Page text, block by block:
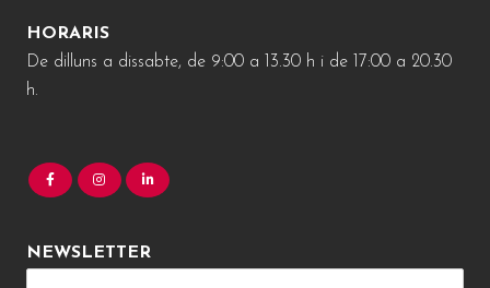
HORARIS
De dilluns a dissabte, de 9:00 a 13.30 h i de 17:00 a 20.30
h.
NEWSLETTER